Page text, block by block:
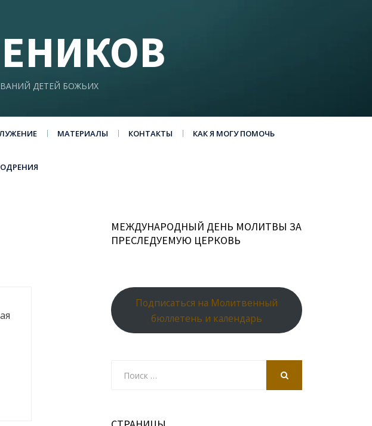
ДЕТЕЙ БОЖЬИХ
МАТЕРИАЛЫ КОНТАКТЫ КАК Я МОГУ ПОМОЧЬ
МЕЖДУНАРОДНЫЙ ДЕНЬ МОЛИТВЫ ЗА
ПРЕСЛЕДУЕМУЮ ЦЕРКОВЬ
Подписаться на Молитвенный
бюллетень и календарь